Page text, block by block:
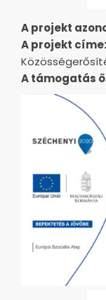
A projekt
A projekt címe:
A támogatás